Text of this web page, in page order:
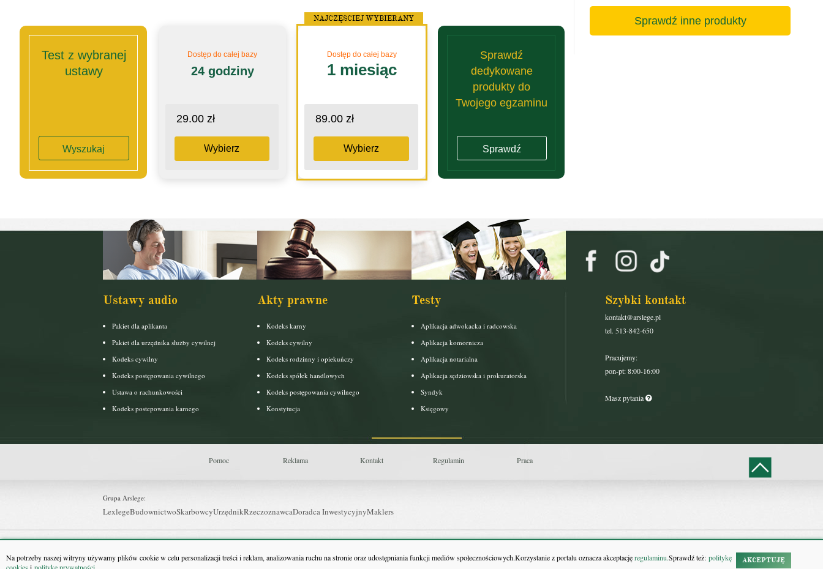
Na potrzeby naszej witryny używamy plików cookie w celu personalizacji treści i reklam, analizowania ruchu na stronie oraz udostępniania funkcji mediów społecznościowych.Korzystanie z portalu oznacza akceptacjęregulaminu.Sprawdź też: politykę
AKCEPTUJĘ
Test z wybranej
ustawy
Wyszukaj
Dostęp do całej bazy
24 godziny
29.00 zł
Wybierz
Dostęp do całej bazy
1 miesiąc
89.00 zł
Wybierz
NAJCZĘSCIEJ WYBIERANY
Sprawdź
dedykowane
produkty do
Twojego egzaminu
Sprawdź
Sprawdź inne produkty
Ustawy audio
Pakiet dla aplikanta
Pakiet dla urzędnika służby cywilnej
Kodeks cywilny
Kodeks postępowania cywilnego
Ustawa o rachunkowości
Kodeks postepowania karnego
Akty prawne
Kodeks karny
Kodeks cywilny
Kodeks rodzinny i opiekuńczy
Kodeks spółek handlowych
Kodeks postępowania cywilnego
Konstytucja
Testy
Aplikacja adwokacka i radcowska
Aplikacja komornicza
Aplikacja notarialna
Aplikacja sędziowska i prokuratorska
Syndyk
Księgowy
Szybki kontakt
kontakt@arslege.pl
tel. 513-842-650
Pracujemy:
pon-pt: 8:00-16:00
Masz pytania
Pomoc Reklama Kontakt Regulamin Praca
Grupa Arslege:
LexlegeBudownictwoSkarbowcyUrzędnikRzeczoznawcaDoradca InwestycyjnyMaklers
Grupa Bonnier:
Puls BiznesuBankierPuls MedycynyMonitor FirmPuls FarmacjiPit.pl